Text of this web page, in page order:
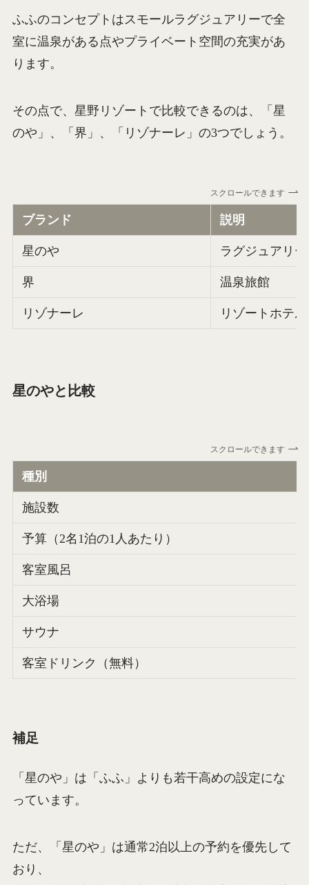
ふふのコンセプトはスモールラグジュアリーで全
室に温泉がある点やプライベート空間の充実があ
ります。
その点で、星野リゾートで比較できるのは、「星
のや」、「界」、「リゾナーレ」の3つでしょう。
スクロールできます
ブランド 説明
星のや ラグジュアリ
界 温泉旅館
リゾナーレ リゾートホテル
星のやと比較
スクロールできます
種別
施設数
予算（2名1泊の1人あたり）
客室風呂
大浴場
サウナ
客室ドリンク（無料）
補足
「星のや」は「ふふ」よりも若干高めの設定にな
っています。
ただ、「星のや」は通常2泊以上の予約を優先して
おり、